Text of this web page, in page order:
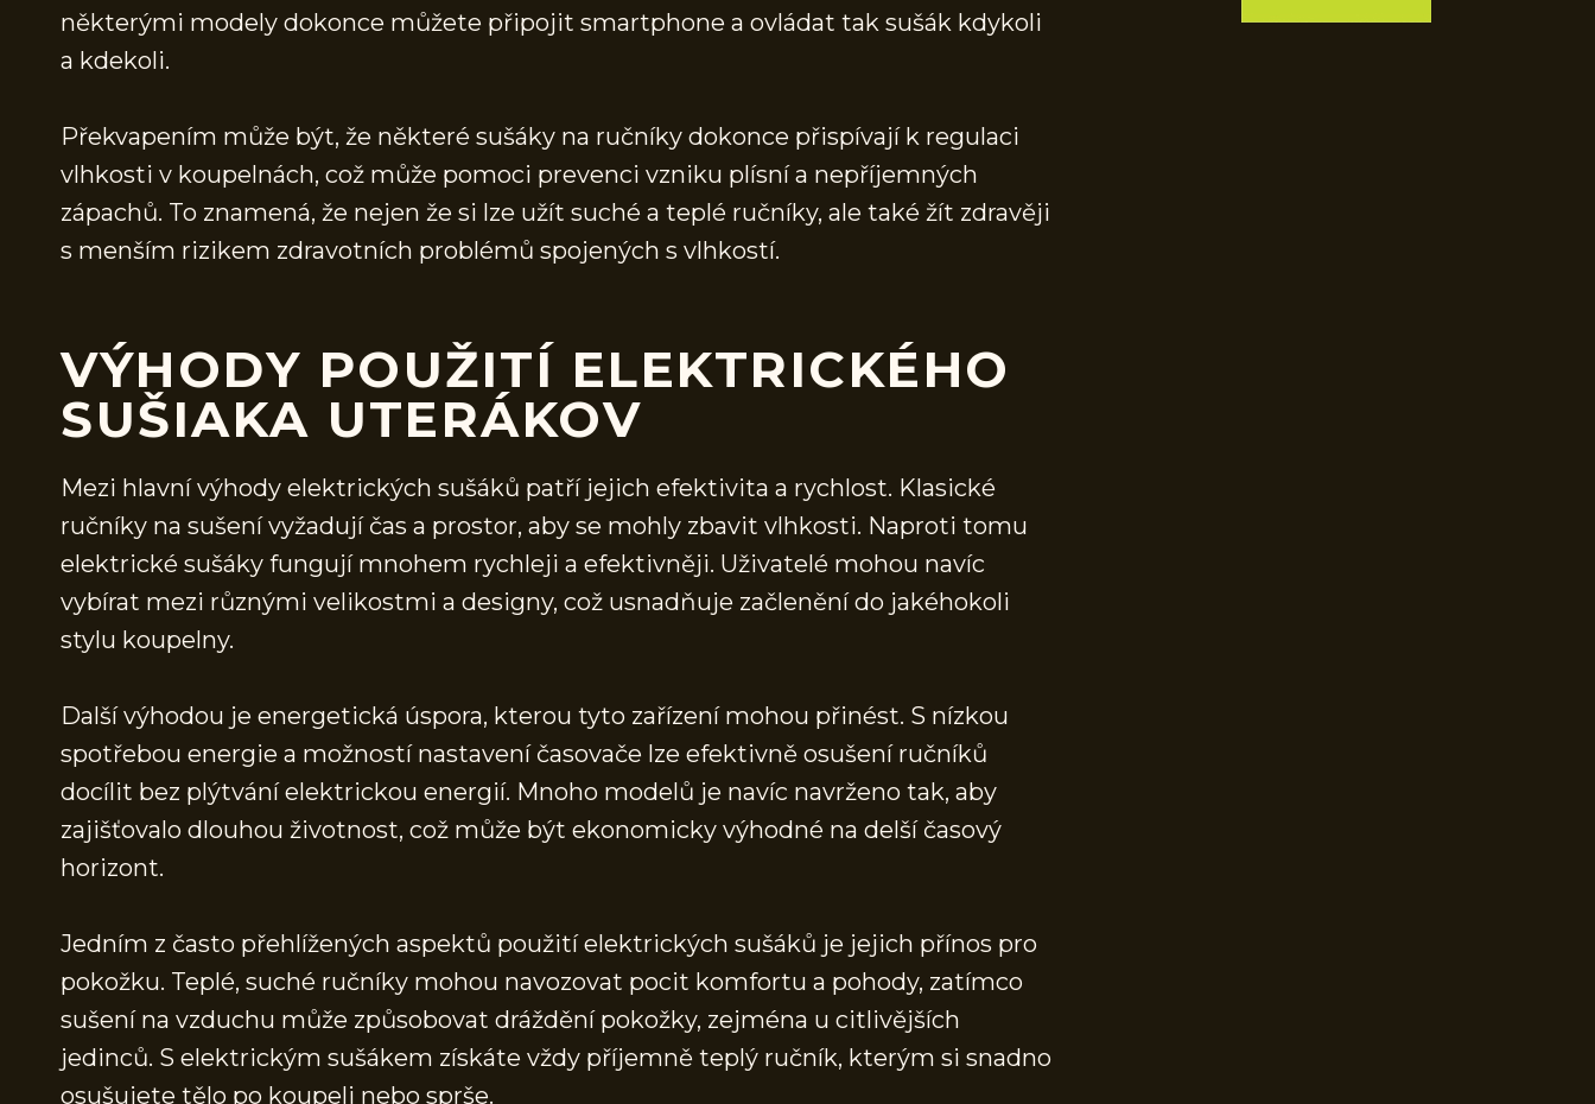
některými modely dokonce můžete připojit smartphone a ovládat tak sušák kdykoli
a kdekoli.
Překvapením může být, že některé sušáky na ručníky dokonce přispívají k regulaci
vlhkosti v koupelnách, což může pomoci prevenci vzniku plísní a nepříjemných
zápachů. To znamená, že nejen že si lze užít suché a teplé ručníky, ale také žít zdravěji
s menším rizikem zdravotních problémů spojených s vlhkostí.
VÝHODY POUŽITÍ ELEKTRICKÉHO
SUŠIAKA UTERÁKOV
Mezi hlavní výhody elektrických sušáků patří jejich efektivita a rychlost. Klasické
ručníky na sušení vyžadují čas a prostor, aby se mohly zbavit vlhkosti. Naproti tomu
elektrické sušáky fungují mnohem rychleji a efektivněji. Uživatelé mohou navíc
vybírat mezi různými velikostmi a designy, což usnadňuje začlenění do jakéhokoli
stylu koupelny.
Další výhodou je energetická úspora, kterou tyto zařízení mohou přinést. S nízkou
spotřebou energie a možností nastavení časovače lze efektivně osušení ručníků
docílit bez plýtvání elektrickou energií. Mnoho modelů je navíc navrženo tak, aby
zajišťovalo dlouhou životnost, což může být ekonomicky výhodné na delší časový
horizont.
Jedním z často přehlížených aspektů použití elektrických sušáků je jejich přínos pro
pokožku. Teplé, suché ručníky mohou navozovat pocit komfortu a pohody, zatímco
sušení na vzduchu může způsobovat dráždění pokožky, zejména u citlivějších
jedinců. S elektrickým sušákem získáte vždy příjemně teplý ručník, kterým si snadno
osušujete tělo po koupeli nebo sprše.